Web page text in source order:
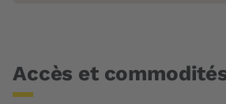
Accès et